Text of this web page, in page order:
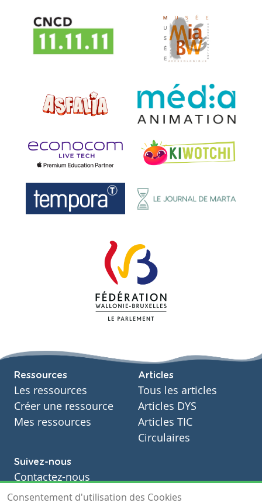
Ressources
Les ressources
Créer une ressource
Mes ressources
Articles
Tous les articles
Articles DYS
Articles TIC
Circulaires
Suivez-nous
Contactez-nous
Soutien scolaire
Consentement d'utilisation des Cookies